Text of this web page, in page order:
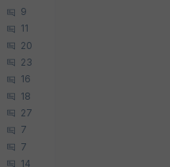
9
11
20
23
16
18
27
7
7
14